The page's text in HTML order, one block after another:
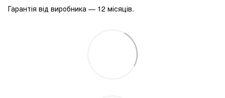
Гарантія від виробника — 12 місяців.